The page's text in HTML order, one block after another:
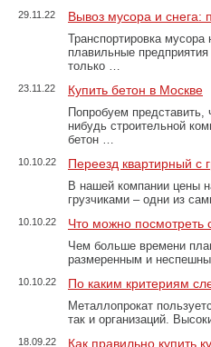
29.11.22 Вывоз мусора и
Транспортировка
плавильные
только …
23.11.22 Купить бетон в Москве
Попробуем представить,
нибудь строительной
бетон …
10.10.22 Переезд квартирный с
В нашей компании цены
грузчиками – одни из
10.10.22 Что можно посмотреть
Чем больше времени
размеренным и
10.10.22 По каким критериям
Металлопрокат
так и организаций.
18.09.22 Как правильно купить